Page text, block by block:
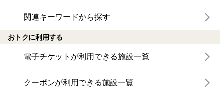
関連キーワードから探す
おトクに利用する
電子チケットが利用できる施設一覧
クーポンが利用できる施設一覧